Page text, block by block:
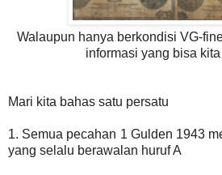
Walaupun hanya berkondisi VG-
informasi yang bisa
Mari kita bahas satu persatu
1. Semua pecahan 1 Gulden 1943
yang selalu berawalan huruf A